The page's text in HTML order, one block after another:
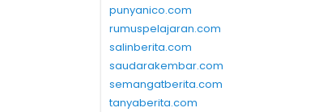
punyanico.com
rumuspelajaran.com
salinberita.com
saudarakembar.com
semangatberita.com
tanyaberita.com